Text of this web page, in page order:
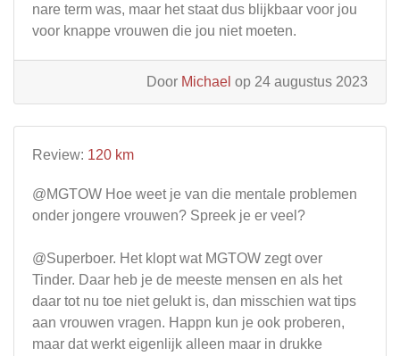
nare term was, maar het staat dus blijkbaar voor jou
voor knappe vrouwen die jou niet moeten.
Door Michael op 24 augustus 2023
Review: 120 km
@MGTOW Hoe weet je van die mentale problemen
onder jongere vrouwen? Spreek je er veel?
@Superboer. Het klopt wat MGTOW zegt over
Tinder. Daar heb je de meeste mensen en als het
daar tot nu toe niet gelukt is, dan misschien wat tips
aan vrouwen vragen. Happn kun je ook proberen,
maar dat werkt eigenlijk alleen maar in drukke